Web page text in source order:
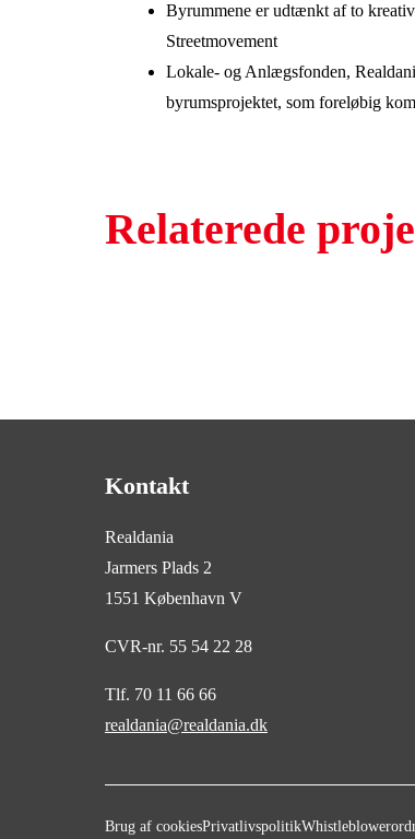
Byrummene er udtænkt af to
Streetmovement
Lokale- og Anlægsfonden,
byrumsprojektet, som foreløbig
Relaterede
Kontakt
Realdania
Jarmers Plads 2
1551 København V
CVR-nr. 55 54 22 28
Tlf. 70 11 66 66
realdania@realdania.dk
Brug af cookiesPrivatlivspolitik